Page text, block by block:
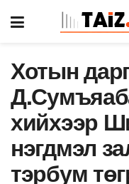
Хотын
хийхээр
нэгдмэл
тэрбум